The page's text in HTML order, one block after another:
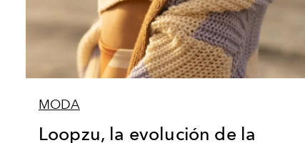
MODA
Loopzu, la evolución de la